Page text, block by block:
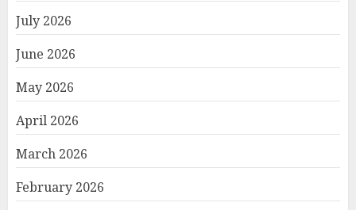
July 2026
June 2026
May 2026
April 2026
March 2026
February 2026